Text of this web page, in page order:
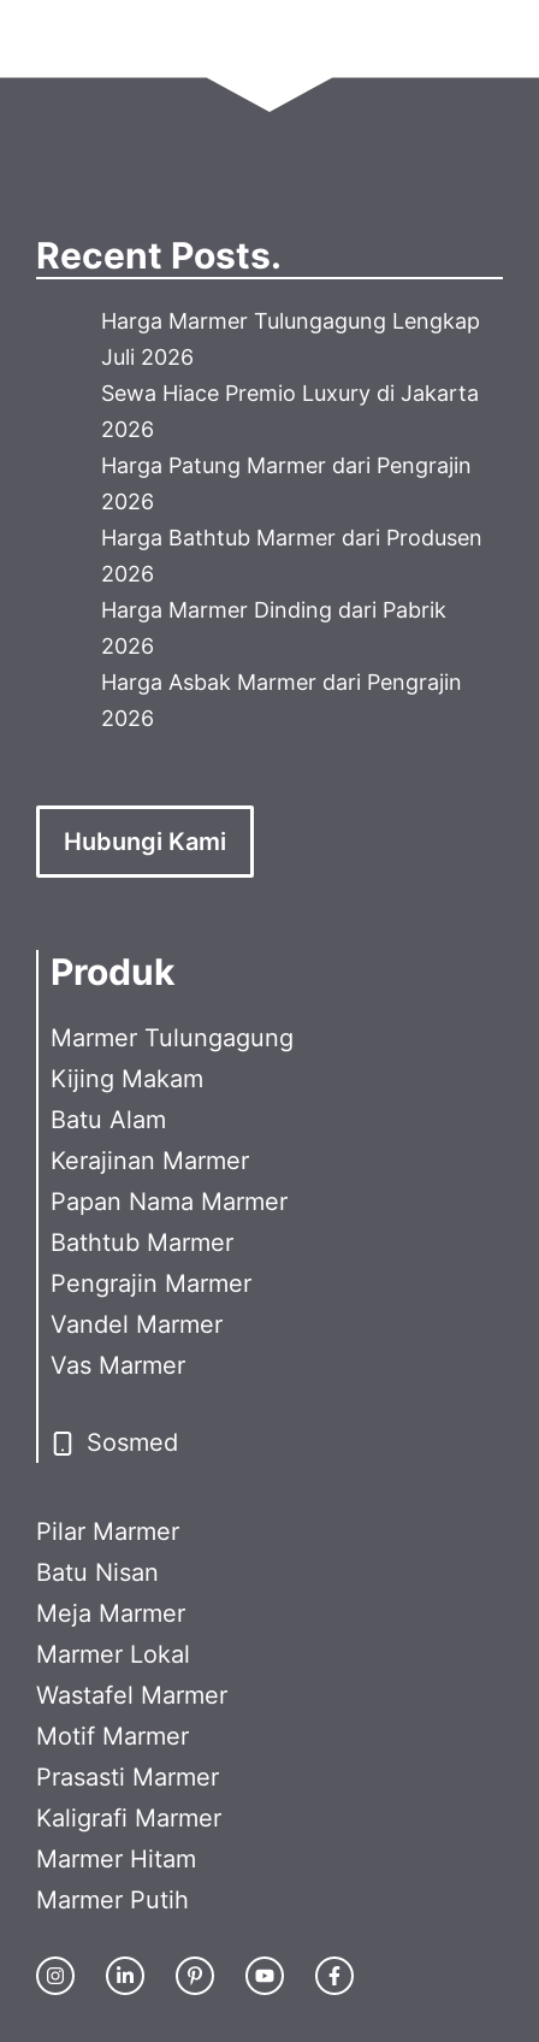
Recent Posts.
Harga Marmer Tulungagung Lengkap
Juli 2026
Sewa Hiace Premio Luxury di Jakarta
2026
Harga Patung Marmer dari Pengrajin
2026
Harga Bathtub Marmer dari Produsen
2026
Harga Marmer Dinding dari Pabrik
2026
Harga Asbak Marmer dari Pengrajin
2026
Hubungi Kami
Produk
Marmer Tulungagung
Kijing Makam
Batu Alam
Kerajinan Marmer
Papan Nama Marmer
Bathtub Marmer
Pengrajin Marmer
Vandel Marmer
Vas Marmer
Sosmed
Pilar Marmer
Batu Nisan
Meja Marmer
Marmer Lokal
Wastafel Marmer
Motif Marmer
Prasasti Marmer
Kaligrafi Marmer
Marmer Hitam
Marmer Putih